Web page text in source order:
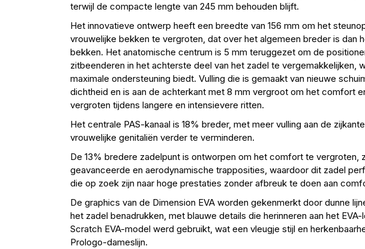
terwijl de compacte lengte van 245 mm behouden blijft.
Het innovatieve ontwerp heeft een breedte van 156 mm om het
vrouwelijke bekken te vergroten, dat over het algemeen breder is dan
bekken. Het anatomische centrum is 5 mm teruggezet om de
zitbeenderen in het achterste deel van het zadel te vergemakkelijken,
maximale ondersteuning biedt. Vulling die is gemaakt van nieuwe
dichtheid en is aan de achterkant met 8 mm vergroot om het comfort
vergroten tijdens langere en intensievere ritten.
Het centrale PAS-kanaal is 18% breder, met meer vulling aan de
vrouwelijke genitaliën verder te verminderen.
De 13% bredere zadelpunt is ontworpen om het comfort te vergroten,
geavanceerde en aerodynamische trapposities, waardoor dit zadel
die op zoek zijn naar hoge prestaties zonder afbreuk te doen aan
De graphics van de Dimension EVA worden gekenmerkt door dunne
het zadel benadrukken, met blauwe details die herinneren aan het
Scratch EVA-model werd gebruikt, wat een vleugje stijl en
Prologo-dameslijn.